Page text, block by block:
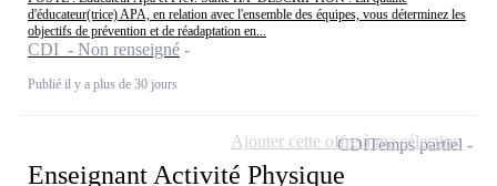
d'éducateur(trice) APA, en relation avec l'ensemble des équipes, vous déterminez les
objectifs de prévention et de réadaptation en...
CDI - Non renseigné
Publié il y a plus de 30 jours
Enseignant Activité Physique
CDITemps partiel
Ajouter cette offre à ma sélection